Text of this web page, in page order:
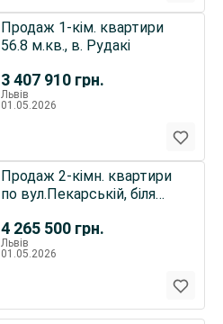
3 407 910 грн.
Продаж 1-кім. квартири
56.8 м.кв., в. Рудакі
Львів
01.05.2026
4 265 500 грн.
Продаж 2-кімн. квартири
по вул.Пекарській, біля
Львів
01.05.2026